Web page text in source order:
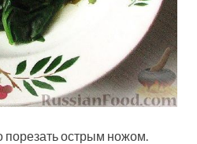
порезать острым ножом.